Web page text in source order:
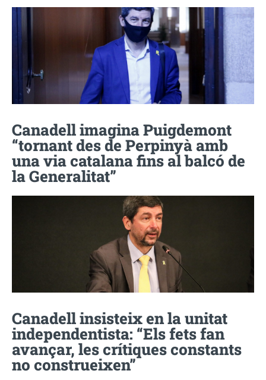
Canadell imagina Puigdemont
“tornant des de Perpinyà amb
una via catalana fins al balcó de
la Generalitat”
Canadell insisteix en la unitat
independentista: “Els fets fan
avançar, les crítiques constants
no construeixen”